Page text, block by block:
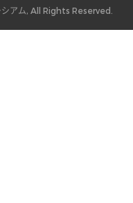
アム, All Rights Reserved.